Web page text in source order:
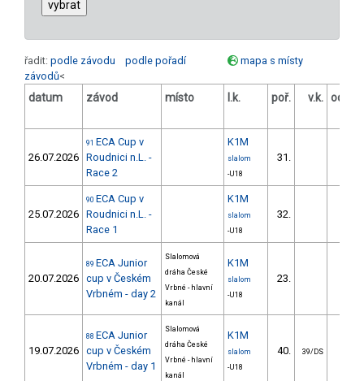
řadit: podle závodu podle pořadí
mapa s místy
závodů<
datum závod místo l.k. poř. v.k.
26.07.2026
91 ECA Cup v
Roudnici n.L. -
Race 2
K1M
slalom
-U18
31.
25.07.2026
90 ECA Cup v
Roudnici n.L. -
Race 1
K1M
slalom
-U18
32.
20.07.2026
89 ECA Junior
cup v Českém
Vrbném - day 2
Slalomová
dráha České
Vrbné - hlavní
kanál
K1M
slalom
-U18
23.
19.07.2026
88 ECA Junior
cup v Českém
Vrbném - day 1
Slalomová
dráha České
Vrbné - hlavní
kanál
K1M
slalom
-U18
40. 39/DS